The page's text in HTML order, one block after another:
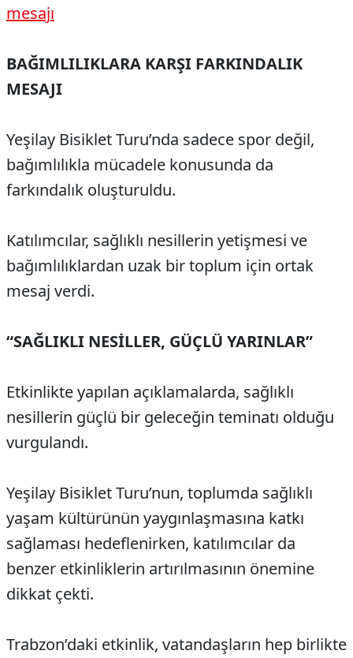
mesajı
BAĞIMLILIKLARA KARŞI FARKINDALIK
MESAJI
Yeşilay Bisiklet Turu’nda sadece spor değil,
bağımlılıkla mücadele konusunda da
farkındalık oluşturuldu.
Katılımcılar, sağlıklı nesillerin yetişmesi ve
bağımlılıklardan uzak bir toplum için ortak
mesaj verdi.
“SAĞLIKLI NESİLLER, GÜÇLÜ YARINLAR”
Etkinlikte yapılan açıklamalarda, sağlıklı
nesillerin güçlü bir geleceğin teminatı olduğu
vurgulandı.
Yeşilay Bisiklet Turu’nun, toplumda sağlıklı
yaşam kültürünün yaygınlaşmasına katkı
sağlaması hedeflenirken, katılımcılar da
benzer etkinliklerin artırılmasının önemine
dikkat çekti.
Trabzon’daki etkinlik, vatandaşların hep birlikte